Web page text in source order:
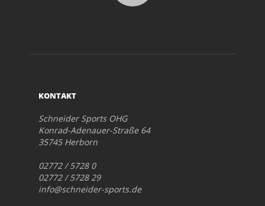
KONTAKT
Schneider Sports OHG
Konrad-Adenauer-Straße 64
35745 Herborn
02772 / 5728 0
02772 / 5728 29
info@schneider-sports.de